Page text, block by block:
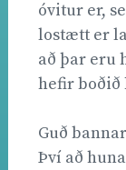
óvitur er,
lostætt er
að þar eru
hefir boðið
Guð
Því að